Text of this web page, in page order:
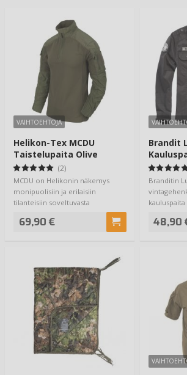
VAIHTOEHTOJA
Helikon-Tex MCDU
Taistelupaita Olive
(2)
MCDU on Helikonin näkemys
monipuolisiin ja erilaisiin
tilanteisiin soveltuvasta
69,90 €
Brandit
Branditin
48,90